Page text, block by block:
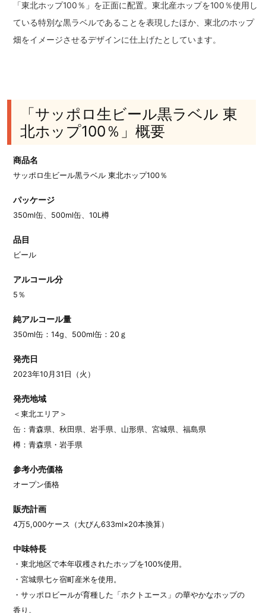
「東北ホップ100％」を正面に配置。東北産ホップを100％使用し
ている特別な黒ラベルであることを表現したほか、東北のホップ
畑をイメージさせるデザインに仕上げたとしています。
「サッポロ生ビール黒ラベル 東
北ホップ100％」概要
商品名
サッポロ生ビール黒ラベル 東北ホップ100％
パッケージ
350ml缶、500ml缶、10L樽
品目
ビール
アルコール分
5％
純アルコール量
350ml缶：14g、500ml缶：20ｇ
発売日
2023年10月31日（火）
発売地域
＜東北エリア＞
缶：青森県、秋田県、岩手県、山形県、宮城県、福島県
樽：青森県・岩手県
参考小売価格
オープン価格
販売計画
4万5,000ケース（大びん633ml×20本換算）
中味特長
・東北地区で本年収穫されたホップを100%使用。
・宮城県七ヶ宿町産米を使用。
・サッポロビールが育種した「ホクトエース」の華やかなホップの
香り。